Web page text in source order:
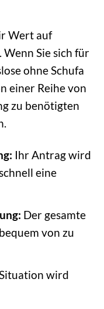
Wert auf
Sie sich für
ohne Schufa
einer Reihe von
zu benötigten
Ihr Antrag wird
eine
Der gesamte
von zu
wird